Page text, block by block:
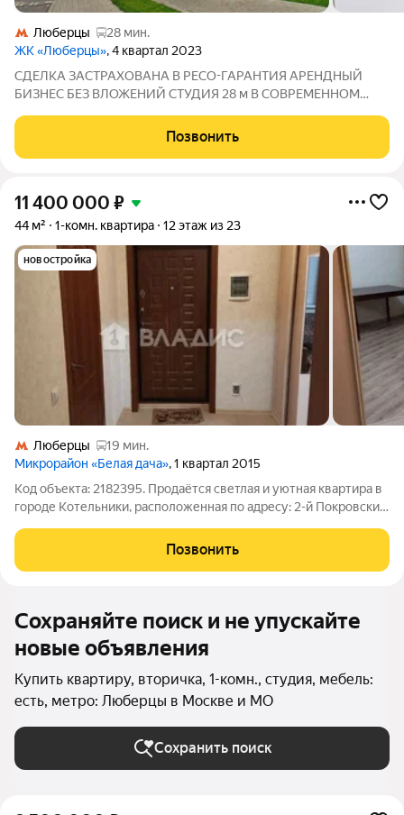
Люберцы
28 мин.
ЖК «Люберцы», 4 квартал 2023
СДЕЛКА ЗАСТРАХОВАНА В РЕСО-ГАРАНТИЯ АРЕНДНЫЙ
БИЗНЕС БЕЗ ВЛОЖЕНИЙ СТУДИЯ 28 м В СОВРЕМЕННОМ
необходимое для проживания, выполнен косметический
ремонт, что позволяет сразу заселиться. Окна выходят на
Позвонить
11 400 000 ₽
44 м² 1-комн. квартира 12 этаж из 23
новостройка
Люберцы
19 мин.
Микрорайон «Белая дача», 1 квартал 2015
Код объекта: 2182395. Продаётся светлая и уютная квартира в
городе Котельники, расположенная по адресу: 2-й Покровский
ОБСУЖДАЕТСЯ ПОСЛЕ ПРОСМОТРА КВАРТИРЫ !!! Эта
Позвонить
Сохраняйте поиск и не упускайте
новые объявления
Купить квартиру, вторичка, 1-комн., студия, мебель:
есть, метро: Люберцы в Москве и МО
Сохранить поиск